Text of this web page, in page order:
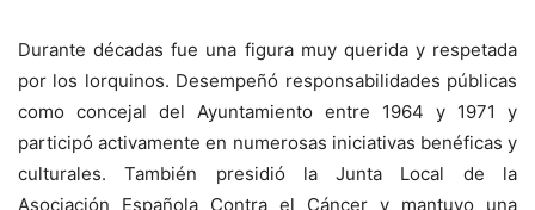
Durante décadas fue una figura muy querida y respetada
por los lorquinos. Desempeñó responsabilidades públicas
como concejal del Ayuntamiento entre 1964 y 1971 y
participó activamente en numerosas iniciativas benéficas y
culturales. También presidió la Junta Local de la
Asociación Española Contra el Cáncer y mantuvo una